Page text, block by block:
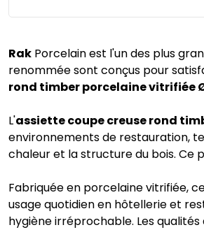
Rak Porcelain est l'un des plus
renommée sont conçus pour
rond timber porcelaine vitrifiée
L'assiette coupe creuse rond
environnements de restauration,
chaleur et la structure du bois. Ce
Fabriquée en porcelaine vitrifiée,
usage quotidien en hôtellerie et
hygiène irréprochable. Les